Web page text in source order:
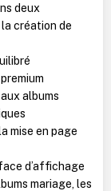
deux
création de
albums
mise en page
d’affichage
mariage, les